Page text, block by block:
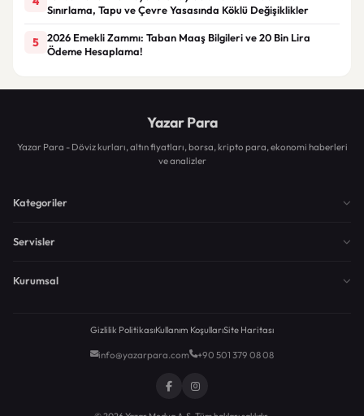
Sınırlama, Tapu ve Çevre Yasasında Köklü Değişiklikler
5
2026 Emekli Zammı: Taban Maaş Bilgileri ve 20 Bin Lira
Ödeme Hesaplama!
Yazar Para
Yazar Para - Döviz kurları, altın fiyatları, borsa, kripto para, ekonomi haberleri
ve analizler
Kategoriler
Servisler
Kurumsal
Gizlilik PolitikasıKullanım KoşullarıSite Haritası
info@yazarpara.com +90 501 379 08 08